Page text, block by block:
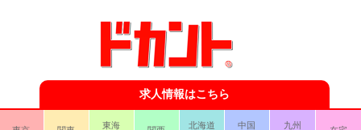
求人情報はこちら
東海
北海道
中国
九州